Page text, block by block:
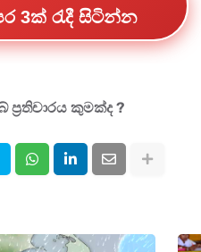
මෙම තීරණ ගෙන ඇති අතර
භාවිත
සතියකම බදාදා දිනය
3ක් රැදී සිටින්න
ප්‍රතිචාරය කුමක්ද ?